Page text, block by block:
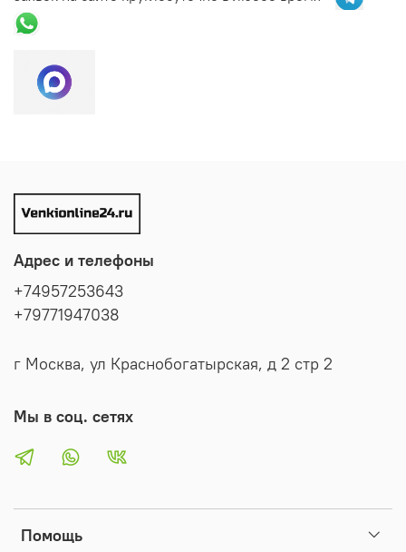
Помощь
Адрес и телефоны
+74957253643
+79771947038
г Москва, ул Краснобогатырская, д 2 стр 2
Мы в соц. сетях